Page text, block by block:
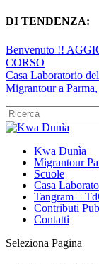
DI TENDENZA:
Benvenuto !!
CORSO
Casa Laboratorio
Migrantour a
Kwa Dunìa
Migrantour
Scuole
Casa
Tangram –
Contributi
Contatti
Seleziona Pagina